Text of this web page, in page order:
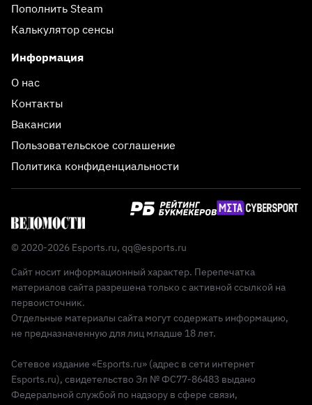
Пополнить Steam
Калькулятор сенсы
Информация
О нас
Контакты
Вакансии
Пользовательское соглашение
Политика конфиденциальности
© 2020-2026 Esports.ru, qq@esports.ru
Сайт носит информационный характер. Перепечатка
материалов сайта разрешена только с активной ссылкой на
первоисточник.
Отдельные материалы сайта могут содержать информацию,
не предназначенную для лиц младше 18 лет.
Сетевое издание «Esports.ru» (адрес в сети интернет
Esports.ru), свидетельство Эл № ФС77-86483 выдано
Федеральной службой по надзору в сфере связи,